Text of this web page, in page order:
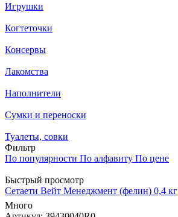
Игрушки
Когтеточки
Консервы
Лакомства
Наполнители
Сумки и переноски
Туалеты, совки
Фильтр
По популярности По алфавиту По цене
Быстрый просмотр
Сетаети Вейт Менеджмент (фелин) 0,4 кг
Много